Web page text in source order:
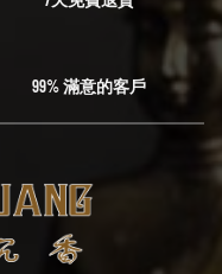
99% 滿意的客戶